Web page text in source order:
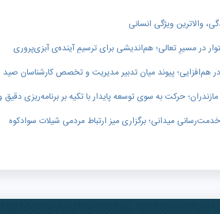
والاترین ویژگی انسانی
در مسیرِ تعالی؛ هم‌اندیشی برای ترسیمِ آینده‌ی آبزی‌پروری
هم‌افزایی؛ پیوند میان تدبیر مدیریت و تخصص کارشناسان صید
حرکت به سوی توسعه پایدار با تکیه بر برنامه‌ریزی
میدانی؛ برگزاری میز ارتباط مردمی شیلات سوادکوه